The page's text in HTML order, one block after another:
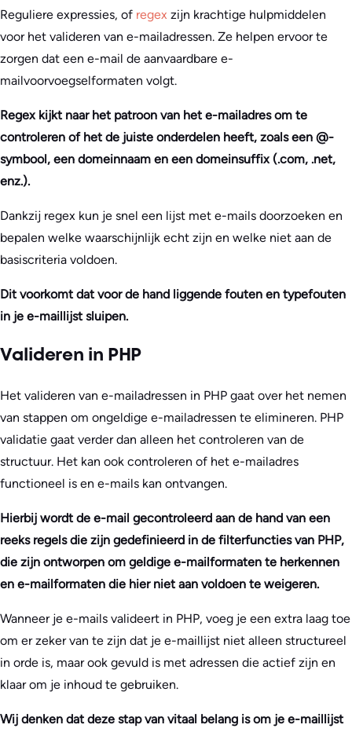
Reguliere expressies, of regex zijn krachtige hulpmiddelen
voor het valideren van e-mailadressen. Ze helpen ervoor te
zorgen dat een e-mail de aanvaardbare e-
mailvoorvoegselformaten volgt.
Regex kijkt naar het patroon van het e-mailadres om te
controleren of het de juiste onderdelen heeft, zoals een @-
symbool, een domeinnaam en een domeinsuffix (.com, .net,
enz.).
Dankzij regex kun je snel een lijst met e-mails doorzoeken en
bepalen welke waarschijnlijk echt zijn en welke niet aan de
basiscriteria voldoen.
Dit voorkomt dat voor de hand liggende fouten en typefouten
in je e-maillijst sluipen.
Valideren in PHP
Het valideren van e-mailadressen in PHP gaat over het nemen
van stappen om ongeldige e-mailadressen te elimineren. PHP
validatie gaat verder dan alleen het controleren van de
structuur. Het kan ook controleren of het e-mailadres
functioneel is en e-mails kan ontvangen.
Hierbij wordt de e-mail gecontroleerd aan de hand van een
reeks regels die zijn gedefinieerd in de filterfuncties van PHP,
die zijn ontworpen om geldige e-mailformaten te herkennen
en e-mailformaten die hier niet aan voldoen te weigeren.
Wanneer je e-mails valideert in PHP, voeg je een extra laag toe
om er zeker van te zijn dat je e-maillijst niet alleen structureel
in orde is, maar ook gevuld is met adressen die actief zijn en
klaar om je inhoud te gebruiken.
Wij denken dat deze stap van vitaal belang is om je e-maillijst